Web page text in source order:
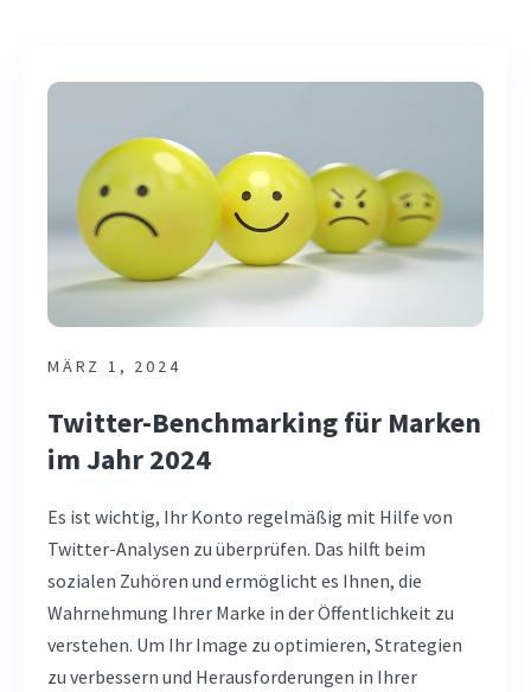
MÄRZ 1, 2024
Twitter-Benchmarking für Marken
im Jahr 2024
Es ist wichtig, Ihr Konto regelmäßig mit Hilfe von
Twitter-Analysen zu überprüfen. Das hilft beim
sozialen Zuhören und ermöglicht es Ihnen, die
Wahrnehmung Ihrer Marke in der Öffentlichkeit zu
verstehen. Um Ihr Image zu optimieren, Strategien
zu verbessern und Herausforderungen in Ihrer